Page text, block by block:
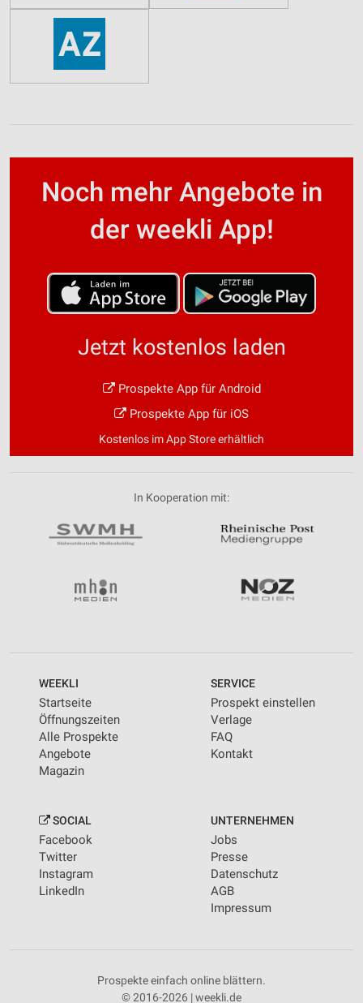
Noch mehr Angebote in
der weekli App!
Jetzt kostenlos laden
Prospekte App für Android
Prospekte App für iOS
Kostenlos im App Store erhältlich
In Kooperation mit:
WEEKLI
Startseite
Öffnungszeiten
Alle Prospekte
Angebote
Magazin
SERVICE
Prospekt einstellen
Verlage
FAQ
Kontakt
SOCIAL
Facebook
Twitter
Instagram
LinkedIn
UNTERNEHMEN
Jobs
Presse
Datenschutz
AGB
Impressum
Prospekte einfach online blättern.
© 2016-2026 | weekli.de